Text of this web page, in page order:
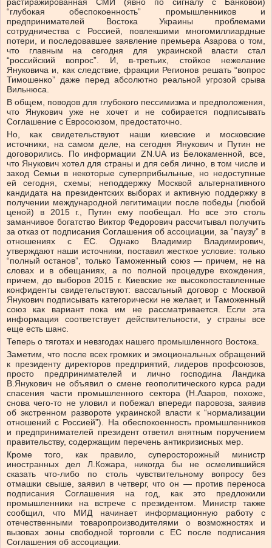
растиражированная СМИ (явно по сигналу с Банковой)
“глубокая обеспокоенность” промышленников и
предпринимателей Востока Украины проблемами
сотрудничества с Россией, повлекшими многомиллиардные
потери, и последовавшее заявление премьера Азарова о том,
что главным на сегодня для украинской власти стал
“российский вопрос”. И, в-третьих, стойкое нежелание
Януковича и, как следствие, фракции Регионов решать “вопрос
Тимошенко” даже перед абсолютно реальной угрозой срыва
Вильнюса.
В общем, поводов для глубокого пессимизма и предположения,
что Янукович уже не хочет и не собирается подписывать
Соглашение с Евросоюзом, предостаточно.
Но, как свидетельствуют наши киевские и московские
источники, на самом деле, на сегодня Янукович и Путин не
договорились. По информации ZN.UA из Белокаменной, все,
что Янукович хотел для страны и для себя лично, в том числе и
заход Семьи в некоторые суперприбыльные, но недоступные
ей сегодня, схемы; неподдержку Москвой альтернативного
кандидата на президентских выборах и активную поддержку в
получении международной легитимации после победы (любой
ценой) в 2015 г., Путин ему пообещал. Но все это столь
заманчивое богатство Виктор Федорович рассчитывал получить
за отказ от подписания Соглашения об ассоциации, за “паузу” в
отношениях с ЕС. Однако Владимир Владимирович,
утверждают наши источники, поставил жесткое условие: только
“полный останов”, только Таможенный союз — причем, не на
словах и в обещаниях, а по полной процедуре вхождения,
причем, до выборов 2015 г. Киевские же высокопоставленные
конфиденты свидетельствуют: вассальный договор с Москвой
Янукович подписывать категорически не желает, и Таможенный
союз как вариант пока им не рассматривается. Если эта
информация соответствует действительности, у страны все
еще есть шанс.
Теперь о тяготах и невзгодах нашего промышленного Востока.
Заметим, что после всех громких и эмоциональных обращений
к президенту директоров предприятий, лидеров профсоюзов,
просто предпринимателей и лично господина Ландика
В.Янукович не объявил о смене геополитического курса ради
спасения части промышленного сектора (Н.Азаров, похоже,
снова чего-то не уловил и побежал впереди паровоза, заявив
об экстренном развороте украинской власти к “нормализации
отношений с Россией”). На обеспокоенность промышленников
и предпринимателей президент ответил внятным поручением
правительству, содержащим перечень антикризисных мер.
Кроме того, как правило, суперосторожный министр
иностранных дел Л.Кожара, никогда бы не осмелившийся
сказать что-либо по столь чувствительному вопросу без
отмашки свыше, заявил в четверг, что он — против переноса
подписания Соглашения на год, как это предложили
промышленники на встрече с президентом. Министр также
сообщил, что МИД начинает информационную работу с
отечественными товаропроизводителями о возможностях и
вызовах зоны свободной торговли с ЕС после подписания
Соглашения об ассоциации.